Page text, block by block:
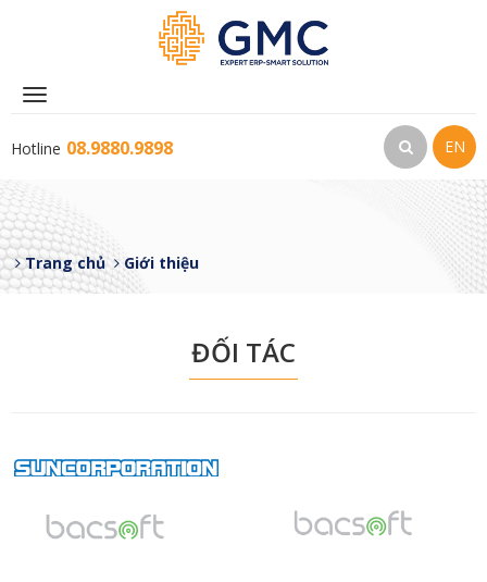
Toggle
Hotline 08.9880.9898 EN
Trang chủ Giới thiệu
ĐỐI TÁC